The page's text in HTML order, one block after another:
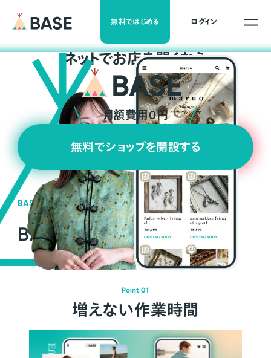
無料ではじめる ログイン
ネットでお店を開くなら
月額費用0円
無料でショップを開設する
BASEの強み
BASEが強い3つの理由
Point 01
増えない作業時間